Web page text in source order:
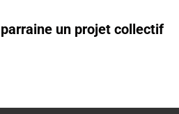
un projet collectif